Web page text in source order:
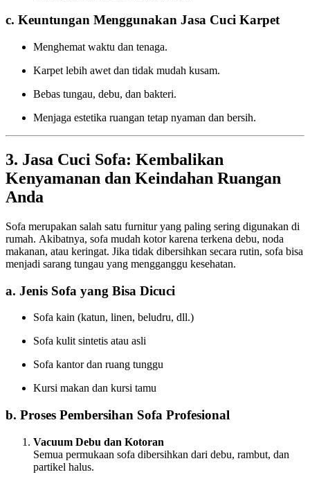
c. Keuntungan Menggunakan Jasa Cuci Karpet
Menghemat waktu dan tenaga.
Karpet lebih awet dan tidak mudah kusam.
Bebas tungau, debu, dan bakteri.
Menjaga estetika ruangan tetap nyaman dan bersih.
3. Jasa Cuci Sofa: Kembalikan
Kenyamanan dan Keindahan Ruangan
Anda
Sofa merupakan salah satu furnitur yang paling sering digunakan di
rumah. Akibatnya, sofa mudah kotor karena terkena debu, noda
makanan, atau keringat. Jika tidak dibersihkan secara rutin, sofa bisa
menjadi sarang tungau yang mengganggu kesehatan.
a. Jenis Sofa yang Bisa Dicuci
Sofa kain (katun, linen, beludru, dll.)
Sofa kulit sintetis atau asli
Sofa kantor dan ruang tunggu
Kursi makan dan kursi tamu
b. Proses Pembersihan Sofa Profesional
Vacuum Debu dan Kotoran
Semua permukaan sofa dibersihkan dari debu, rambut, dan
partikel halus.